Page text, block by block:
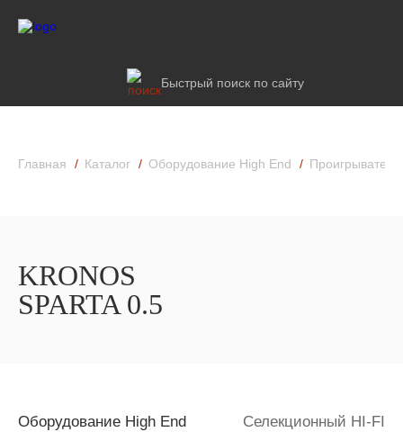
Быстрый поиск по сайту
Главная Каталог Оборудование High End
KRONOS
SPARTA 0.5
Оборудование High End Селекционный HI-FI